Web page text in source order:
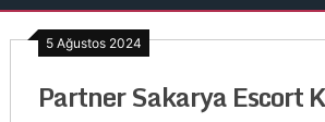
5 Ağustos 2024
Partner Sakarya Escort